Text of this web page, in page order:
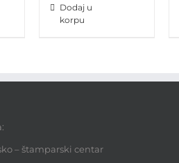
Dodaj u
korpu
– štamparski centar